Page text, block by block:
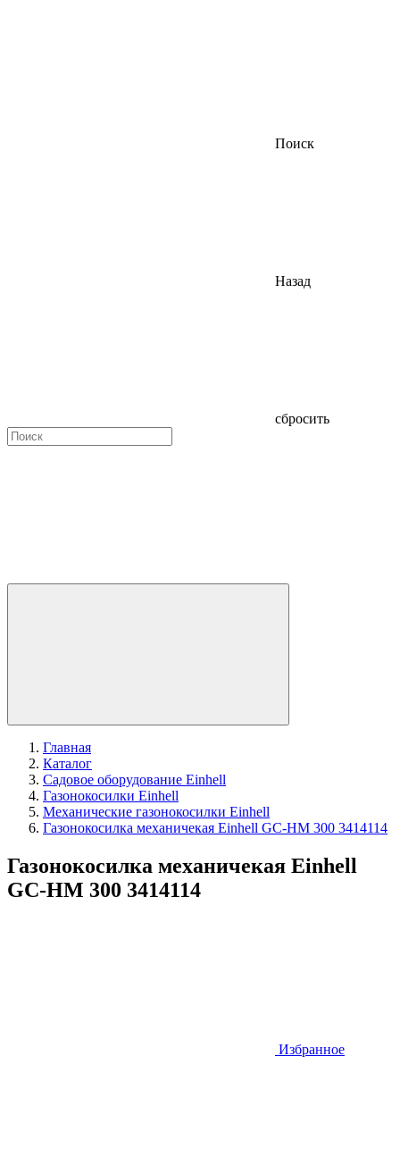
Поиск
Назад
сбросить
Главная
Каталог
Садовое оборудование Einhell
Газонокосилки Einhell
Механические газонокосилки Einhell
Газонокосилка механичекая Einhell GC-HM 300 3414114
Газонокосилка механичекая Einhell
GC-HM 300 3414114
Избранное